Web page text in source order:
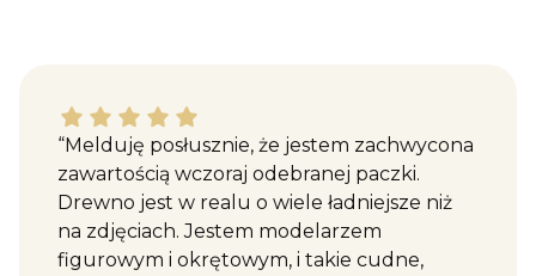
Katarzyna M. dał ocenę: 5
“Melduję posłusznie, że jestem zachwycona
zawartością wczoraj odebranej paczki.
Drewno jest w realu o wiele ładniejsze niż
na zdjęciach. Jestem modelarzem
figurowym i okrętowym, i takie cudne,